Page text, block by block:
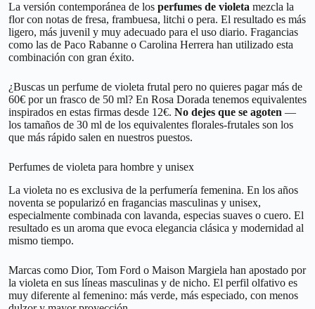
La versión contemporánea de los perfumes de violeta mezcla la
flor con notas de fresa, frambuesa, litchi o pera. El resultado es más
ligero, más juvenil y muy adecuado para el uso diario. Fragancias
como las de Paco Rabanne o Carolina Herrera han utilizado esta
combinación con gran éxito.
¿Buscas un perfume de violeta frutal pero no quieres pagar más de
60€ por un frasco de 50 ml? En Rosa Dorada tenemos equivalentes
inspirados en estas firmas desde 12€. No dejes que se agoten —
los tamaños de 30 ml de los equivalentes florales-frutales son los
que más rápido salen en nuestros puestos.
Perfumes de violeta para hombre y unisex
La violeta no es exclusiva de la perfumería femenina. En los años
noventa se popularizó en fragancias masculinas y unisex,
especialmente combinada con lavanda, especias suaves o cuero. El
resultado es un aroma que evoca elegancia clásica y modernidad al
mismo tiempo.
Marcas como Dior, Tom Ford o Maison Margiela han apostado por
la violeta en sus líneas masculinas y de nicho. El perfil olfativo es
muy diferente al femenino: más verde, más especiado, con menos